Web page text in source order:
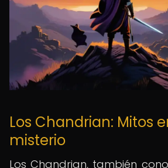
Los Chandrian: Mitos
misterio
Los Chandrian, también